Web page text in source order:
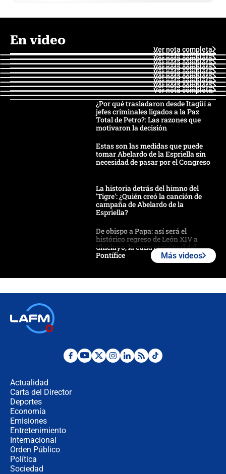
En video
Ver nota completa
Ver nota completa
Ver nota completa
Ver nota completa
Ver nota completa
Ver nota completa
Ver nota completa
Ver nota completa
Ver nota completa
Ver nota completa
¿Por qué trasladaron desde Itagüí a
jefes criminales ligados a la Paz
Total de Petro?: Las razones que
motivaron la decisión
Estas son las medidas que puede
tomar Abelardo de la Espriella sin
necesidad de pasar por el Congreso
La historia detrás del himno del
'Tigre': ¿Quién creó la canción de
campaña de Abelardo de la
Espriella?
De obispo a Papa: así será el
histórico regreso de León XIV a
Chiclayo, la cuna espiritual del
Pontífice
sacerdote en la posesión de Abelardo
¿La posesión de Abelardo De la
Más videos
Actualidad
Carta del Director
Deportes
Economía
Emisiones
Entretenimiento
Internacional
Orden Público
Política
Sociedad